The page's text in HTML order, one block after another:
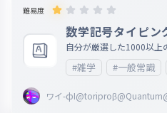
いです。自慢話をしてし
自慢話が不快ならば、説
難易度
数学記号タイピン
自分が厳選した1000以上
びました！
#雑学 #一般常識
ワイ-